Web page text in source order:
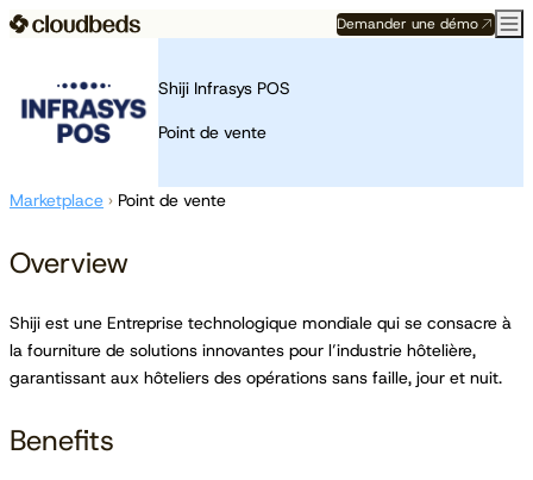
Demander une démo
Shiji Infrasys POS
Point de vente
Marketplace › Point de vente
Overview
Shiji est une Entreprise technologique mondiale qui se consacre à
la fourniture de solutions innovantes pour l’industrie hôtelière,
garantissant aux hôteliers des opérations sans faille, jour et nuit.
Benefits